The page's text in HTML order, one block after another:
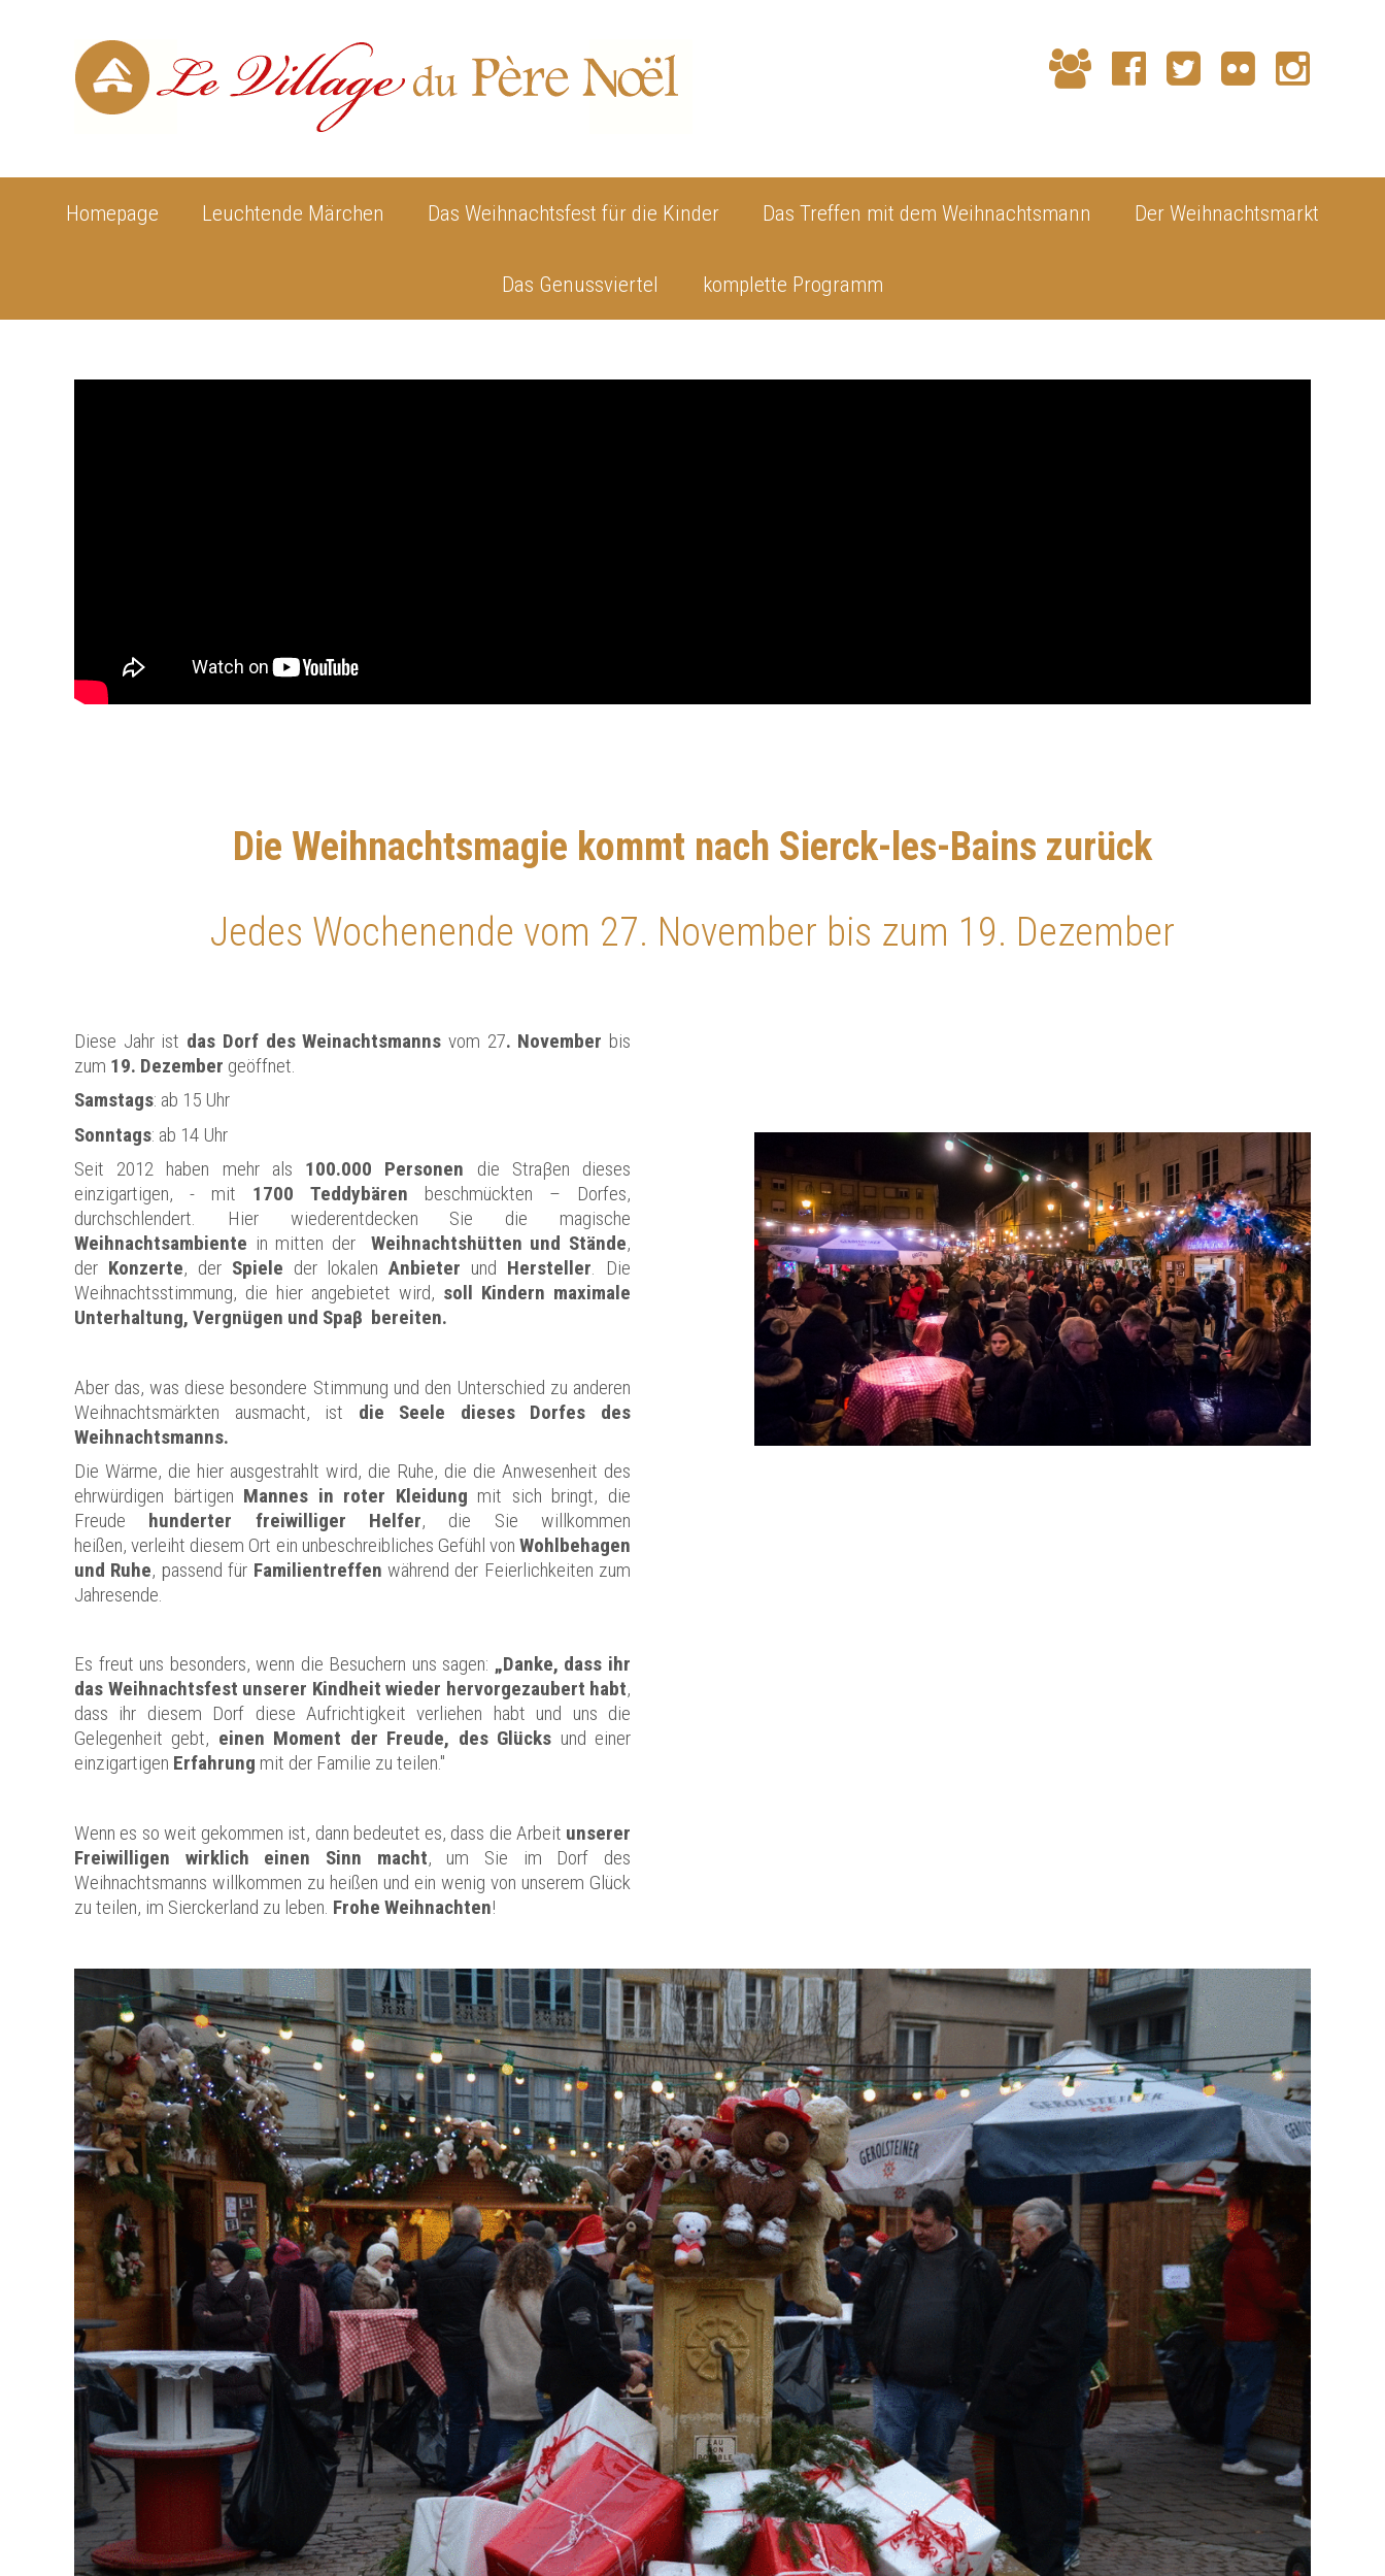
Homepage Leuchtende Märchen Das Weihnachtsfest für die Kinder Das Treffen mit dem Weihnachtsmann Der Weihnachtsmarkt
Das Genussviertel komplette Programm
Die Weihnachtsmagie kommt nach Sierck-les-Bains zurück
Jedes Wochenende vom 27. November bis zum 19. Dezember
Diese Jahr ist das Dorf des Weinachtsmanns vom 27. November bis
zum 19. Dezember geöffnet.
Samstags: ab 15 Uhr
Sonntags: ab 14 Uhr
Seit 2012 haben mehr als 100.000 Personen die Straβen dieses
einzigartigen, - mit 1700 Teddybären beschmückten – Dorfes,
durchschlendert. Hier wiederentdecken Sie die magische
Weihnachtsambiente in mitten der Weihnachtshütten und Stände,
der Konzerte, der Spiele der lokalen Anbieter und Hersteller. Die
Weihnachtsstimmung, die hier angebietet wird, soll Kindern maximale
Unterhaltung, Vergnügen und Spaβ bereiten.
Aber das, was diese besondere Stimmung und den Unterschied zu anderen
Weihnachtsmärkten ausmacht, ist die Seele dieses Dorfes
des
Weihnachtsmanns.
Die Wärme, die hier ausgestrahlt wird, die Ruhe, die die Anwesenheit des
ehrwürdigen bärtigen Mannes in roter Kleidung mit sich bringt, die
Freude hunderter freiwilliger Helfer, die Sie willkommen
heißen, verleiht diesem Ort ein unbeschreibliches Gefühl von Wohlbehagen
und Ruhe, passend für Familientreffen während der Feierlichkeiten zum
Jahresende.
Es freut uns besonders, wenn die Besuchern uns sagen: „Danke, dass ihr
das Weihnachtsfest unserer Kindheit wieder hervorgezaubert habt,
dass ihr diesem Dorf diese Aufrichtigkeit verliehen habt und uns die
Gelegenheit gebt, einen Moment der Freude, des Glücks und einer
einzigartigen Erfahrung mit der Familie zu teilen."
Wenn es so weit gekommen ist, dann bedeutet es, dass die Arbeit unserer
Freiwilligen wirklich einen Sinn macht, um Sie im Dorf des
Weihnachtsmanns willkommen zu heißen und ein wenig von unserem Glück
zu teilen, im Sierckerland zu leben. Frohe Weihnachten!